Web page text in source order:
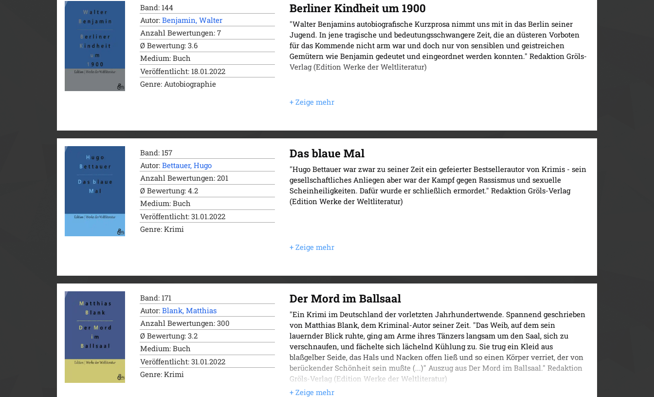
Band: 144
Autor:Benjamin, Walter
Anzahl Bewertungen: 7
Ø Bewertung: 3.6
Medium: Buch
Veröffentlicht: 18.01.2022
Genre: Autobiographie
Berliner Kindheit um 1900
"Walter Benjamins autobiografische Kurzprosa nimmt uns mit in das Berlin seiner
Jugend. In jene tragische und bedeutungsschwangere Zeit, die an düsteren Vorboten
für das Kommende nicht arm war und doch nur von sensiblen und geistreichen
Gemütern wie Benjamin gedeutet und eingeordnet werden konnten." Redaktion Gröls-
Verlag (Edition Werke der Weltliteratur)
Band: 157
Autor:Bettauer, Hugo
Anzahl Bewertungen: 201
Ø Bewertung: 4.2
Medium: Buch
Veröffentlicht: 31.01.2022
Genre: Krimi
Das blaue Mal
"Hugo Bettauer war zwar zu seiner Zeit ein gefeierter Bestsellerautor von Krimis - sein
gesellschaftliches Anliegen aber war der Kampf gegen Rassismus und sexuelle
Scheinheiligkeiten. Dafür wurde er schließlich ermordet." Redaktion Gröls-Verlag
(Edition Werke der Weltliteratur)
Band: 171
Autor:Blank, Matthias
Anzahl Bewertungen: 300
Ø Bewertung: 3.2
Medium: Buch
Veröffentlicht: 31.01.2022
Genre: Krimi
Der Mord im Ballsaal
"Ein Krimi im Deutschland der vorletzten Jahrhundertwende. Spannend geschrieben
von Matthias Blank, dem Kriminal-Autor seiner Zeit. "Das Weib, auf dem sein
lauernder Blick ruhte, ging am Arme ihres Tänzers langsam um den Saal, sich zu
verschnaufen, und fächelte sich lächelnd Kühlung zu. Sie trug ein Kleid aus
blaßgelber Seide, das Hals und Nacken offen ließ und so einen Körper verriet, der von
berückender Schönheit sein mußte (...)" Auszug aus Der Mord im Ballsaal." Redaktion
Gröls-Verlag (Edition Werke der Weltliteratur)